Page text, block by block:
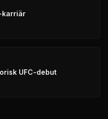
karriär
UFC-debut